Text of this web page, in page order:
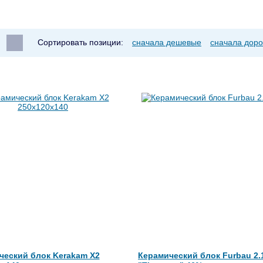
Сортировать позиции: сначала дешевые сначала
блок Kerakam X2
Керамический блок Furbau